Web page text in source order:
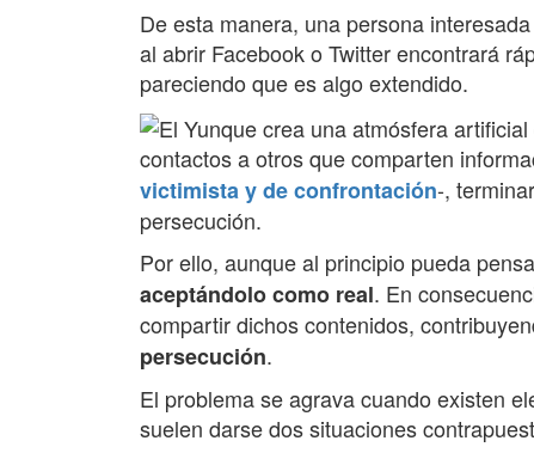
De esta manera, una persona
al abrir Facebook o Twitter encontrará
pareciendo que es algo extendido.
contactos a otros que comparten
victimista y de confrontación-,
persecución.
Por ello, aunque al principio pueda
aceptándolo como real. En
compartir dichos contenidos,
persecución.
El problema se agrava cuando existen
suelen darse dos situaciones